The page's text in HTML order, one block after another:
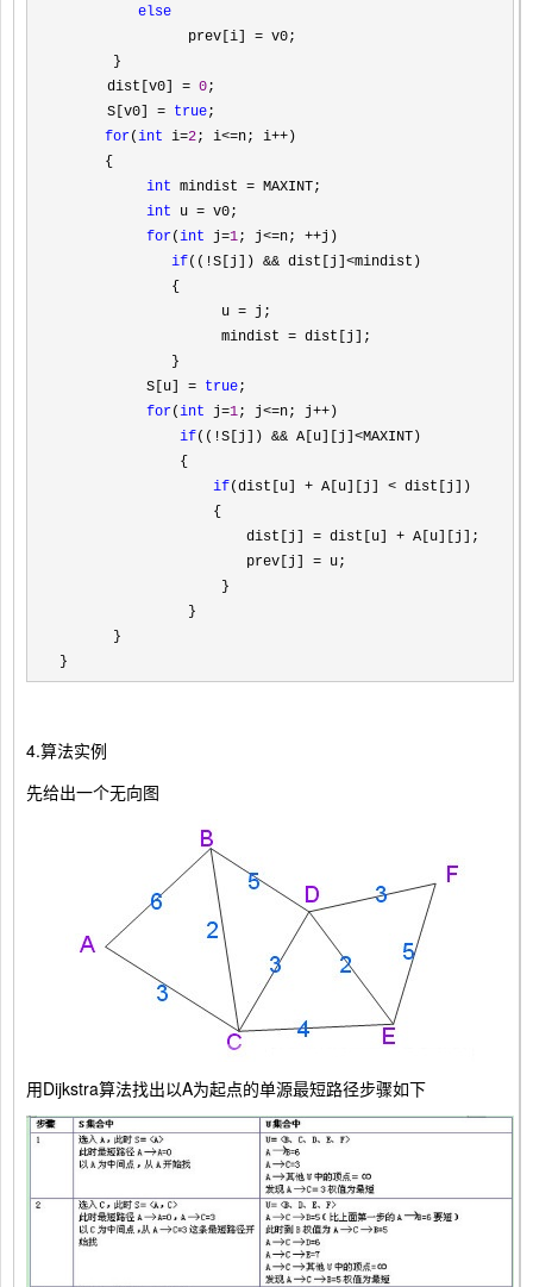
else
            　　prev[i]
= v0;
   　　}
   　 dist[v0]
= 0;
   　 S[v0]
= true;
for(int i=2; i<=n; i++ )
{
int mindist = MAXINT;
int u = v0;
for(int j=1; j<=n; ++j)
if((!S[j]) && dist[j]<mindist)
      　　    {
         　　       u
= j;
         　 　      mindist =
dist[j];
       　　   }
       　　S[u]
= true;
for(int j=1; j<=n; j++ )
if((!S[j]) && A[u][j]<MAXINT)
       　　    {
if(dist[u] + A[u][j] < dist[j])
           　    　{
                   　　dist[j]
= dist[u] + A[u][j];
                   　　prev[j] = u;
            　　    }
        　    　}
   　　}
}
4.算法实例
先给出一个无向图
用Dijkstra算法找出以A为起点的单源最短路径步骤如下